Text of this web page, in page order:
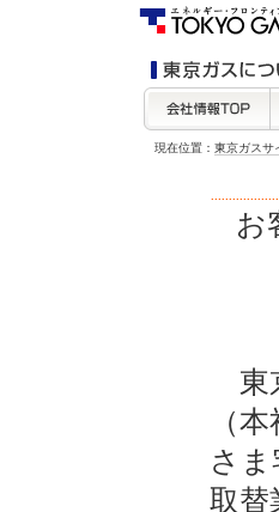
現在位置： 東京ガスサ
お
東
（
さ
取替